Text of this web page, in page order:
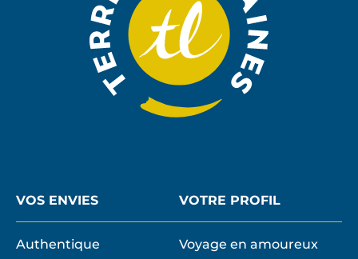
VOS ENVIES
Authentique
VOTRE PROFIL
Voyage en amoureux